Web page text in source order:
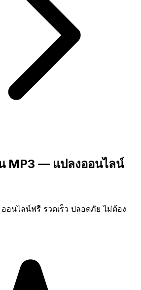
MP3 — แปลงออนไลน์
อนไลน์ฟรี รวดเร็ว ปลอดภัย ไม่ต้อง